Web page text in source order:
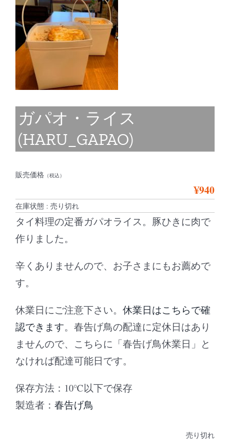
ガパオ・ライス
(HARU_GAPAO)
販売価格 （税込）
¥940
在庫状態 : 売り切れ
タイ料理の定番ガパオライス。豚ひきに肉で
作りました。
辛くありませんので、お子さまにもお薦めで
す。
休業日にご注意下さい。 休業日はこちらで確
認できます。春告げ鳥の配達に定休日はあり
ませんので、こちらに「春告げ鳥休業日」と
なければ配達可能日です。
保存方法：10℃以下で保存
製造者： 春告げ鳥
売り切れ